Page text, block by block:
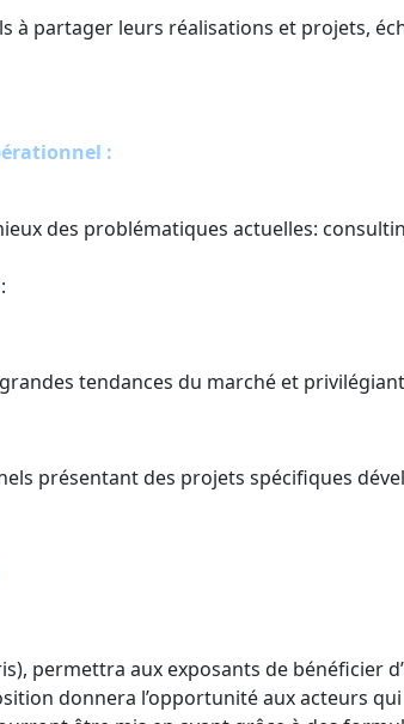
à partager leurs réalisations et projets,
:
des problématiques actuelles:
tendances du marché et
présentant des projets spécifiques
permettra aux exposants de bénéficier
donnera l’opportunité aux acteurs